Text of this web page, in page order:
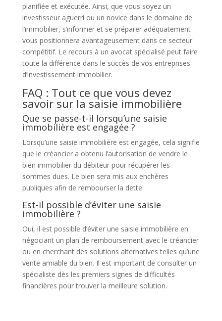
planifiée et exécutée. Ainsi, que vous soyez un
investisseur aguerri ou un novice dans le domaine de
l’immobilier, s’informer et se préparer adéquatement
vous positionnera avantageusement dans ce secteur
compétitif. Le recours à un avocat spécialisé peut faire
toute la différence dans le succès de vos entreprises
d’investissement immobilier.
FAQ : Tout ce que vous devez
savoir sur la saisie immobilière
Que se passe-t-il lorsqu’une saisie
immobilière est engagée ?
Lorsqu’une saisie immobilière est engagée, cela signifie
que le créancier a obtenu l’autorisation de vendre le
bien immobilier du débiteur pour récupérer les
sommes dues. Le bien sera mis aux enchères
publiques afin de rembourser la dette.
Est-il possible d’éviter une saisie
immobilière ?
Oui, il est possible d’éviter une saisie immobilière en
négociant un plan de remboursement avec le créancier
ou en cherchant des solutions alternatives telles qu’une
vente amiable du bien. Il est important de consulter un
spécialiste dès les premiers signes de difficultés
financières pour trouver la meilleure solution.